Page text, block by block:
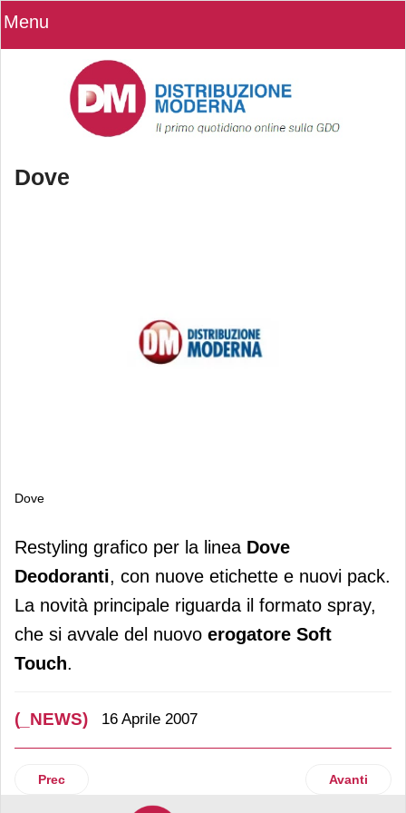
Menu
Dove
Dove
Dove
Restyling grafico per la linea Dove
Deodoranti, con nuove etichette e nuovi pack.
La novità principale riguarda il formato spray,
che si avvale del nuovo erogatore Soft
Touch.
(_NEWS) 16 Aprile 2007
Articolo precedente: Pecorino siciliano Dop
Prec Articolo
Avanti